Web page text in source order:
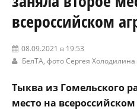
всероссийском
08.09.2021 в 19:53
БелТА, фото Сергея Холодилина
Тыква из Гомельского
место на